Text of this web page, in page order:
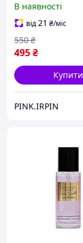
Shimmer", 250 мл
В наявності
від21 ₴/міс
495₴
550 ₴
Купити
PINK.IRPIN